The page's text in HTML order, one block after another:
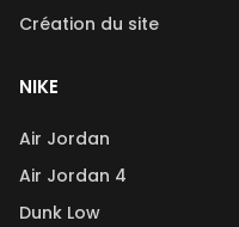
Création du site
NIKE
Air Jordan
Air Jordan 4
Dunk Low